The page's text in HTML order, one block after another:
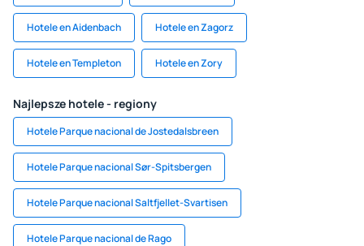
Hotele en Aidenbach Hotele en Zagorz
Hotele en Templeton Hotele en Zory
Najlepsze hotele - regiony
Hotele Parque nacional de Jostedalsbreen
Hotele Parque nacional Sør-Spitsbergen
Hotele Parque nacional Saltfjellet-Svartisen
Hotele Parque nacional de Rago